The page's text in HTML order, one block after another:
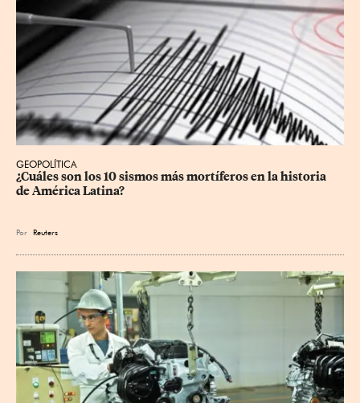
GEOPOLÍTICA
¿Cuáles son los 10 sismos más mortíferos en la historia
de América Latina?
Por Reuters